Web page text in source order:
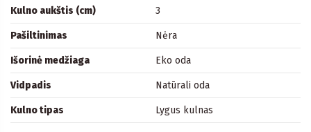
Kulno aukštis (cm) 3
Pašiltinimas Nėra
Išorinė medžiaga Eko oda
Vidpadis Natūrali oda
Kulno tipas Lygus kulnas